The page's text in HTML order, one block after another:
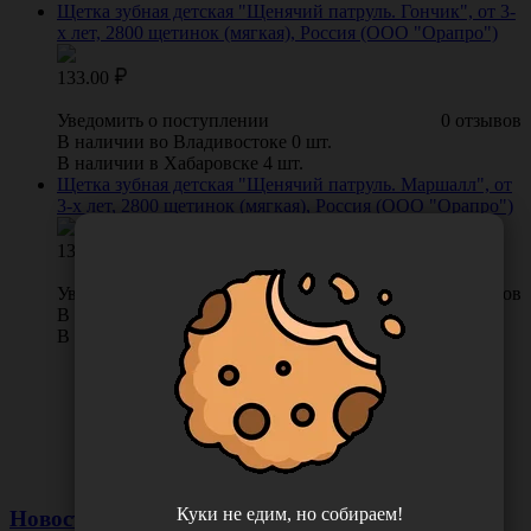
Щетка зубная детская "Щенячий патруль. Гончик", от 3-
х лет, 2800 щетинок (мягкая), Россия (ООО "Орапро")
133.00
0 отзывов
Уведомить о поступлении
В наличии во Владивостоке 0 шт.
В наличии в Хабаровске 4 шт.
Щетка зубная детская "Щенячий патруль. Маршалл", от
3-х лет, 2800 щетинок (мягкая), Россия (ООО "Орапро")
133.00
0 отзывов
Уведомить о поступлении
В наличии во Владивостоке 0 шт.
В наличии в Хабаровске 4 шт.
Новости Куки не едим, но собираем!